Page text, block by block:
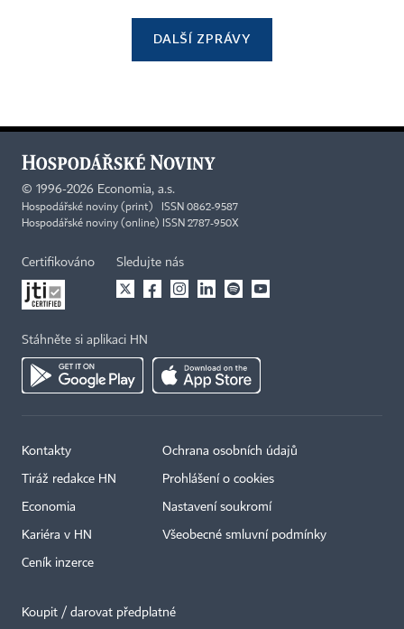
DALŠÍ ZPRÁVY
© 1996-2026 Economia, a.s.
Hospodářské noviny (print) ISSN 0862-9587
Hospodářské noviny (online) ISSN 2787-950X
Certifikováno Sledujte nás
Stáhněte si aplikaci HN
Kontakty
Tiráž redakce HN
Economia
Kariéra v HN
Ceník inzerce
Ochrana osobních údajů
Prohlášení o cookies
Nastavení soukromí
Všeobecné smluvní podmínky
Koupit / darovat předplatné